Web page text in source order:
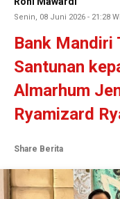
Senin, 08 Juni 2026 - 21:28
Bank Mandiri
Santunan
Almarhum
Ryamizard
Share Berita